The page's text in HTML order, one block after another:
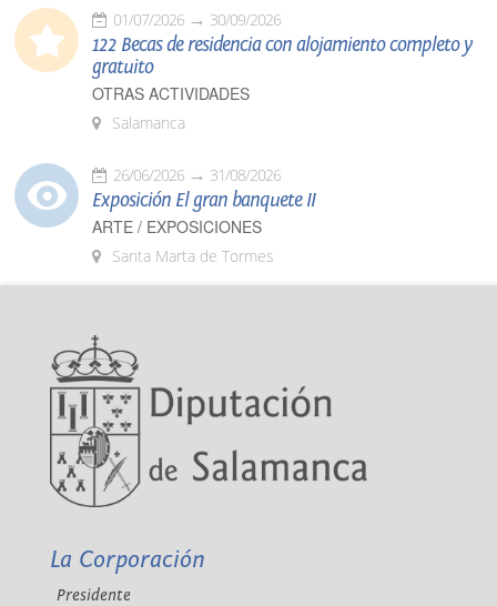
01/07/2026 30/09/2026
122 Becas de residencia con alojamiento completo y
gratuito
OTRAS ACTIVIDADES
Salamanca
26/06/2026 31/08/2026
Exposición El gran banquete II
ARTE / EXPOSICIONES
Santa Marta de Tormes
La Corporación
Presidente